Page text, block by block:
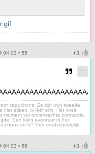
04:03 • 55
capuchons. Ze zijn mijn tweede
niet alleen, ik lééf erin. Het voelt
moment vol onverwachte connectie.
Een klein avontuur in het
en ik? Een onafscheidelijk
04:03 • 56